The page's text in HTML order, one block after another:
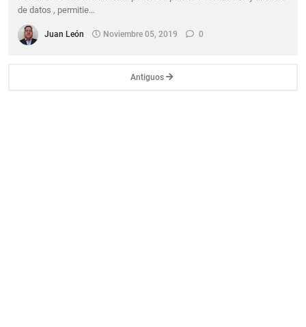
de datos , permitie…
Juan León Noviembre 05, 2019 0
Antiguos